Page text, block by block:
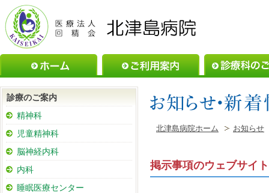
ホーム ご利用案内
北津島病院ホーム お知らせ
掲示事項のウェブサイ
診療のご案内
精神科
児童精神科
脳神経内科
内科
睡眠医療センター